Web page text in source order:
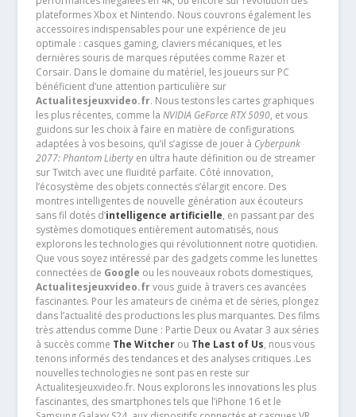
plateformes Xbox et Nintendo. Nous couvrons également les
accessoires indispensables pour une expérience de jeu
optimale : casques gaming, claviers mécaniques, et les
dernières souris de marques réputées comme Razer et
Corsair. Dans le domaine du matériel, les joueurs sur PC
bénéficient d’une attention particulière sur
Actualitesjeuxvideo.fr. Nous testons les cartes graphiques
les plus récentes, comme la NVIDIA GeForce RTX 5090, et vous
guidons sur les choix à faire en matière de configurations
adaptées à vos besoins, qu’il s’agisse de jouer à Cyberpunk
2077: Phantom Libertyen ultra haute définition ou de streamer
sur Twitch avec une fluidité parfaite. Côté innovation,
l’écosystème des objets connectés s’élargit encore. Des
montres intelligentes de nouvelle génération aux écouteurs
sans fil dotés d’intelligence artificielle, en passant par des
systèmes domotiques entièrement automatisés, nous
explorons les technologies qui révolutionnent notre quotidien.
Que vous soyez intéressé par des gadgets comme les lunettes
connectées de Google ou les nouveaux robots domestiques,
Actualitesjeuxvideo.frvous guide à travers ces avancées
fascinantes. Pour les amateurs de cinéma et de séries, plongez
dans l’actualité des productions les plus marquantes. Des films
très attendus comme Dune : Partie Deux ou Avatar 3 aux séries
à succès comme The Witcherou The Last of Us, nous vous
tenons informés des tendances et des analyses critiques .Les
nouvelles technologies ne sont pas en reste sur
Actualitesjeuxvideo.fr. Nous explorons les innovations les plus
fascinantes, des smartphones tels que l’iPhone 16 et le